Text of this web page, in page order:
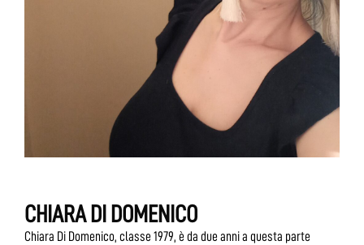
CHIARA DI DOMENICO
Chiara Di Domenico, classe 1979, è da due anni a questa parte